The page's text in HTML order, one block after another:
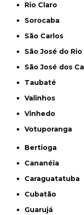
Rio Claro
Sorocaba
São Carlos
São José do
São José dos
Taubaté
Valinhos
Vinhedo
Votuporanga
Bertioga
Cananéia
Caraguatatuba
Cubatão
Guarujá